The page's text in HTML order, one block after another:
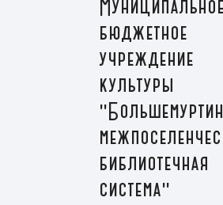
Муниципальное
бюджетное
учреждение
культуры
библиотечная
система"